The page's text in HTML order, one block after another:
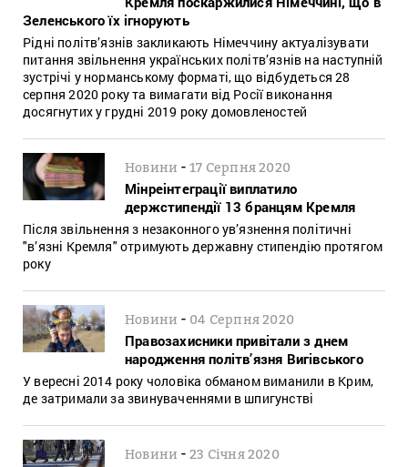
Зеленського їх ігнорують
Рідні політв’язнів закликають Німеччину актуалізувати
питання звільнення українських політв’язнів на наступній
зустрічі у норманському форматі, що відбудеться 28
серпня 2020 року та вимагати від Росії виконання
досягнутих у грудні 2019 року домовленостей
Новини -17 Серпня 2020
Мінреінтеграції виплатило
держстипендії 13 бранцям Кремля
Після звільнення з незаконного ув’язнення політичні
"в’язні Кремля" отримують державну стипендію протягом
року
Новини - 04 Серпня 2020
Правозахисники привітали з днем
народження політв’язня Вигівського
У вересні 2014 року чоловіка обманом виманили в Крим,
де затримали за звинуваченнями в шпигунстві
Новини -23 Січня 2020